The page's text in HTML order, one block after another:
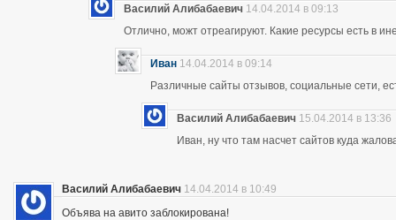
Василий Алибабаевич 14.04.2014 в 09:13
Отлично, можт отреагируют. Какие ресурсы есть в
Иван 14.04.2014 в 09:14
Различные сайты отзывов, социальные сети,
Василий Алибабаевич 15.04.2014 в 13:36
Иван, ну что там насчет сайтов куда
Василий Алибабаевич 14.04.2014 в 10:49
Объява на авито заблокирована!